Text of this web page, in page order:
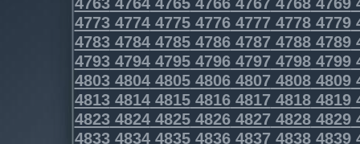
4773477447754776477747784779
4783478447854786478747884789
4793479447954796479747984799
4803480448054806480748084809
4813481448154816481748184819
4823482448254826482748284829
4833483448354836483748384839